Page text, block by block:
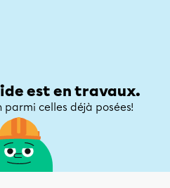
est en travaux.
celles déjà posées!